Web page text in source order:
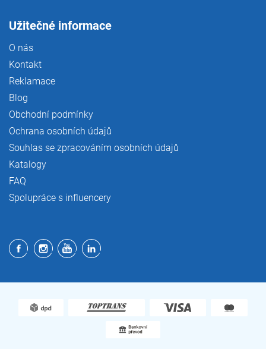
Užitečné informace
O nás
Kontakt
Reklamace
Blog
Obchodní podmínky
Ochrana osobních údajů
Souhlas se zpracováním osobních údajů
Katalogy
FAQ
Spolupráce s influencery